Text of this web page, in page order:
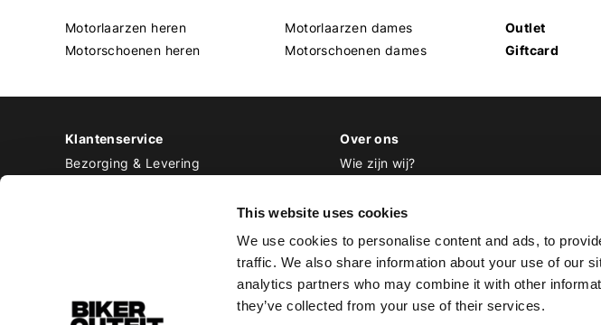
This website uses cookies
We use cookies to personalise content and ads, to
traffic. We also share information about your use of our
analytics partners who may combine it with other
they’ve collected from your use of their services.
Motorlaarzen heren
Motorschoenen heren
Motorlaarzen dames
Motorschoenen dames
Outlet
Giftcard
Klantenservice
Bezorging & Levering
Privacy Policy
Over ons
Wie zijn wij?
Werken bij Biker Outfit